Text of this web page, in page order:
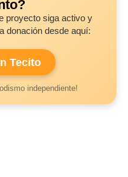
proyecto siga activo y
donación desde aquí:
Tecito
independiente!